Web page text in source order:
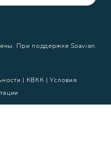
При поддержке Soavian.
| КВКК | Условия